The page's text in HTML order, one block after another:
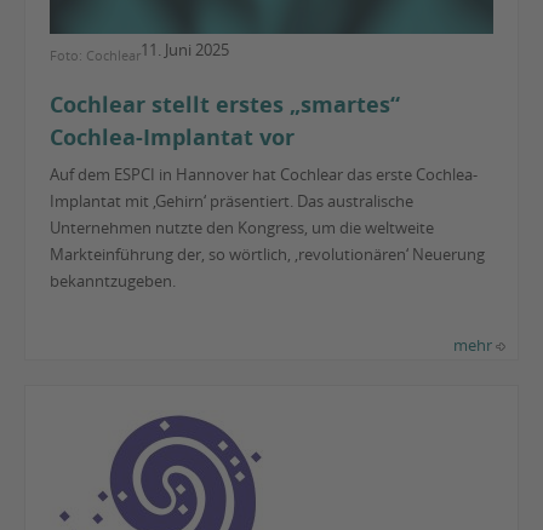
Foto: Cochlear11. Juni 2025
Cochlear stellt erstes „smartes“
Cochlea-Implantat vor
Auf dem ESPCI in Hannover hat Cochlear das erste Cochlea-
Implantat mit ‚Gehirn‘ präsentiert. Das australische
Unternehmen nutzte den Kongress, um die weltweite
Markteinführung der, so wörtlich, ‚revolutionären‘ Neuerung
bekanntzugeben.
mehr